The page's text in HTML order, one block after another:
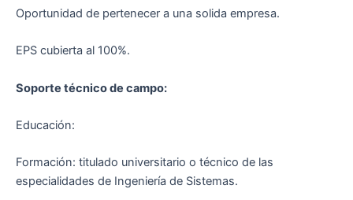
Oportunidad de pertenecer a una solida empresa.
EPS cubierta al 100%.
Soporte técnico de campo:
Educación:
Formación: titulado universitario o técnico de las
especialidades de Ingeniería de Sistemas.